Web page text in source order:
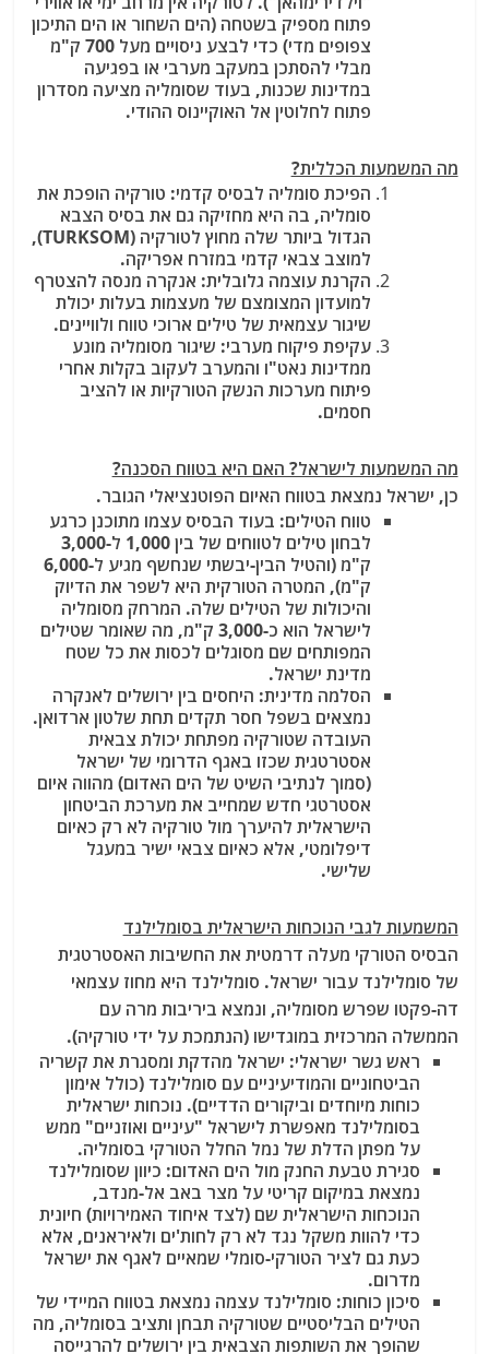
פתוח מספיק בשטחה (הים השחור או הים התיכון
צפופים מדי) כדי לבצע ניסויים מעל 700 ק"מ
מבלי להסתכן במעקב מערבי או בפגיעה
במדינות שכנות, בעוד שסומליה מציעה מסדרון
פתוח לחלוטין אל האוקיינוס ההודי.
מה המשמעות הכללית?
הפיכת סומליה לבסיס קדמי: טורקיה הופכת את
סומליה, בה היא מחזיקה גם את בסיס הצבא
הגדול ביותר שלה מחוץ לטורקיה (TURKSOM),
למוצב צבאי קדמי במזרח אפריקה.
הקרנת עוצמה גלובלית: אנקרה מנסה להצטרף
למועדון המצומצם של מעצמות בעלות יכולת
שיגור עצמאית של טילים ארוכי טווח ולוויינים.
עקיפת פיקוח מערבי: שיגור מסומליה מונע
ממדינות נאט"ו והמערב לעקוב בקלות אחרי
פיתוח מערכות הנשק הטורקיות או להציב
חסמים.
מה המשמעות לישראל? האם היא בטווח הסכנה?
כן, ישראל נמצאת בטווח האיום הפוטנציאלי הגובר.
טווח הטילים: בעוד הבסיס עצמו מתוכנן כרגע
לבחון טילים לטווחים של בין 1,000 ל-3,000
ק"מ (והטיל הבין-יבשתי שנחשף מגיע ל-6,000
ק"מ), המטרה הטורקית היא לשפר את הדיוק
והיכולות של הטילים שלה. המרחק מסומליה
לישראל הוא כ-3,000 ק"מ, מה שאומר שטילים
המפותחים שם מסוגלים לכסות את כל שטח
מדינת ישראל.
הסלמה מדינית: היחסים בין ירושלים לאנקרה
נמצאים בשפל חסר תקדים תחת שלטון ארדואן.
העובדה שטורקיה מפתחת יכולת צבאית
אסטרטגית שכזו באגף הדרומי של ישראל
(סמוך לנתיבי השיט של הים האדום) מהווה איום
אסטרטגי חדש שמחייב את מערכת הביטחון
הישראלית להיערך מול טורקיה לא רק כאיום
דיפלומטי, אלא כאיום צבאי ישיר במעגל
שלישי.
המשמעות לגבי הנוכחות הישראלית בסומלילנד
הבסיס הטורקי מעלה דרמטית את החשיבות האסטרטגית
של סומלילנד עבור ישראל. סומלילנד היא מחוז עצמאי
דה-פקטו שפרש מסומליה, ונמצא ביריבות מרה עם
הממשלה המרכזית במוגדישו (הנתמכת על ידי טורקיה).
ראש גשר ישראלי: ישראל מהדקת ומסגרת את קשריה
הביטחוניים והמודיעיניים עם סומלילנד (כולל אימון
כוחות מיוחדים וביקורים הדדיים). נוכחות ישראלית
בסומלילנד מאפשרת לישראל "עיניים ואוזניים" ממש
על מפתן הדלת של נמל החלל הטורקי בסומליה.
סגירת טבעת החנק מול הים האדום: כיוון שסומלילנד
נמצאת במיקום קריטי על מצר באב אל-מנדב,
הנוכחות הישראלית שם (לצד איחוד האמירויות) חיונית
כדי להוות משקל נגד לא רק לחות'ים ולאיראנים, אלא
כעת גם לציר הטורקי-סומלי שמאיים לאגף את ישראל
מדרום.
סיכון כוחות: סומלילנד עצמה נמצאת בטווח המיידי של
הטילים הבליסטיים שטורקיה תבחן ותציב בסומליה, מה
שהופך את השותפות הצבאית בין ירושלים להרגייסה